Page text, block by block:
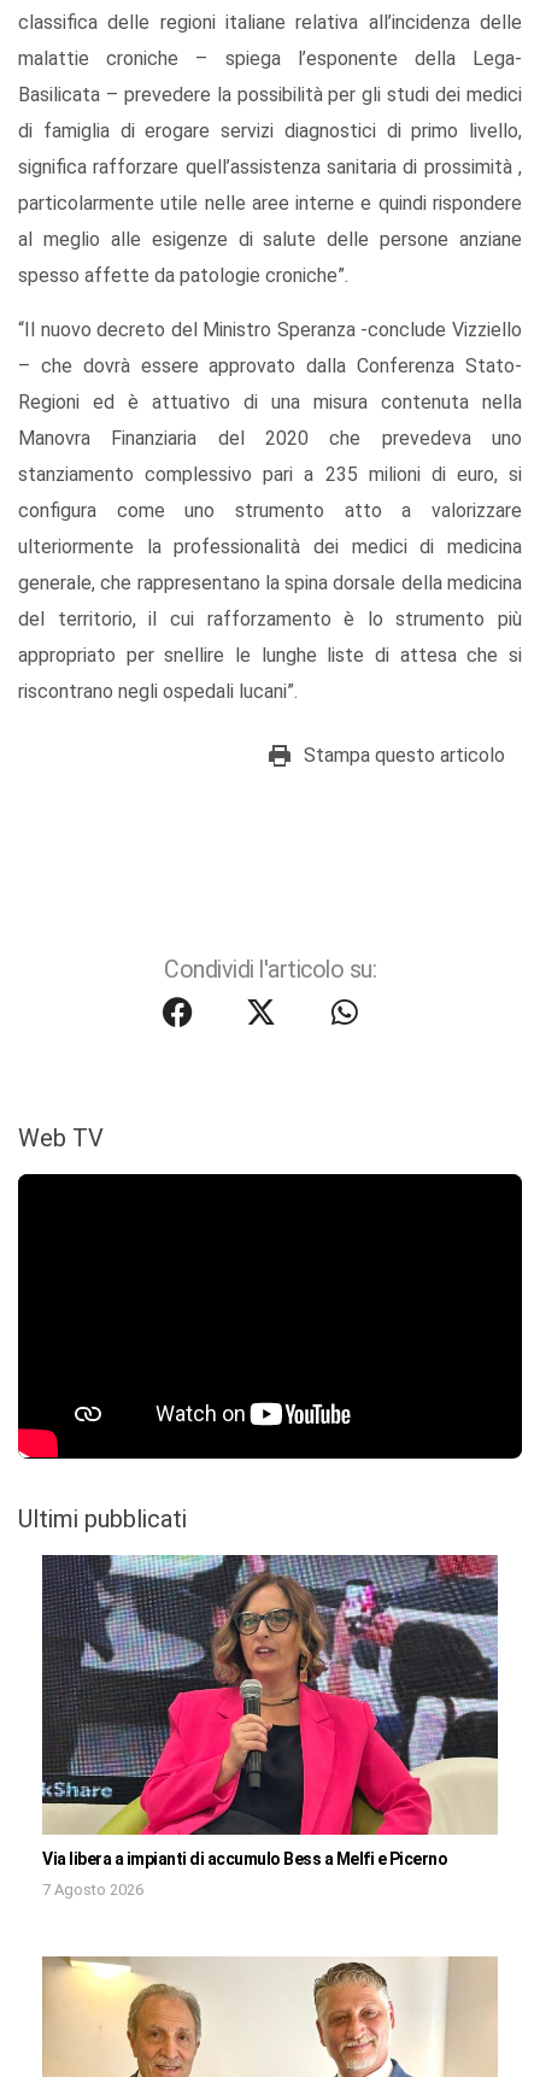
classifica delle regioni italiane relativa all’incidenza delle
malattie croniche – spiega l’esponente della Lega-
Basilicata – prevedere la possibilità per gli studi dei medici
di famiglia di erogare servizi diagnostici di primo livello,
significa rafforzare quell’assistenza sanitaria di prossimità ,
particolarmente utile nelle aree interne e quindi rispondere
al meglio alle esigenze di salute delle persone anziane
spesso affette da patologie croniche”.
“Il nuovo decreto del Ministro Speranza -conclude Vizziello
– che dovrà essere approvato dalla Conferenza Stato-
Regioni ed è attuativo di una misura contenuta nella
Manovra Finanziaria del 2020 che prevedeva uno
stanziamento complessivo pari a 235 milioni di euro, si
configura come uno strumento atto a valorizzare
ulteriormente la professionalità dei medici di medicina
generale, che rappresentano la spina dorsale della medicina
del territorio, il cui rafforzamento è lo strumento più
appropriato per snellire le lunghe liste di attesa che si
riscontrano negli ospedali lucani”.
Stampa questo articolo
Condividi l'articolo su:
Web TV
Ultimi pubblicati
Via libera a impianti di accumulo Bess a Melfi e Picerno
7 Agosto 2026